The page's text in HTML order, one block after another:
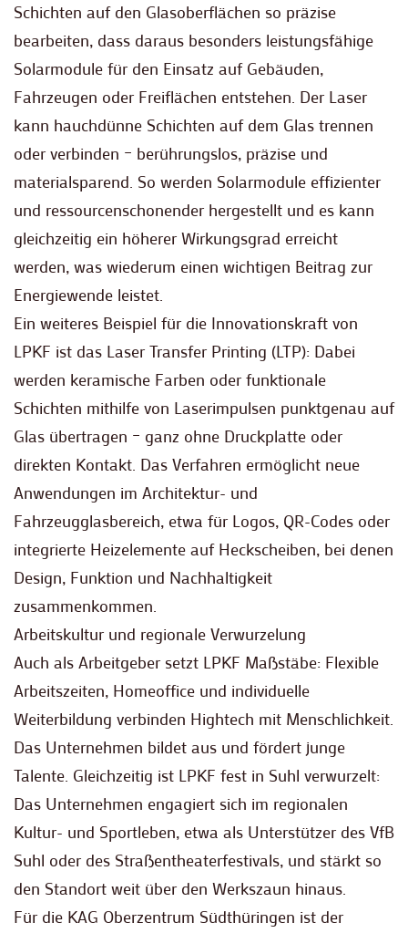
Schichten auf den Glasoberflächen so präzise
bearbeiten, dass daraus besonders leistungsfähige
Solarmodule für den Einsatz auf Gebäuden,
Fahrzeugen oder Freiflächen entstehen. Der Laser
kann hauchdünne Schichten auf dem Glas trennen
oder verbinden – berührungslos, präzise und
materialsparend. So werden Solarmodule effizienter
und ressourcenschonender hergestellt und es kann
gleichzeitig ein höherer Wirkungsgrad erreicht
werden, was wiederum einen wichtigen Beitrag zur
Energiewende leistet.
Ein weiteres Beispiel für die Innovationskraft von
LPKF ist das Laser Transfer Printing (LTP): Dabei
werden keramische Farben oder funktionale
Schichten mithilfe von Laserimpulsen punktgenau auf
Glas übertragen – ganz ohne Druckplatte oder
direkten Kontakt. Das Verfahren ermöglicht neue
Anwendungen im Architektur- und
Fahrzeugglasbereich, etwa für Logos, QR-Codes oder
integrierte Heizelemente auf Heckscheiben, bei denen
Design, Funktion und Nachhaltigkeit
zusammenkommen.
Arbeitskultur und regionale Verwurzelung
Auch als Arbeitgeber setzt LPKF Maßstäbe: Flexible
Arbeitszeiten, Homeoffice und individuelle
Weiterbildung verbinden Hightech mit Menschlichkeit.
Das Unternehmen bildet aus und fördert junge
Talente. Gleichzeitig ist LPKF fest in Suhl verwurzelt:
Das Unternehmen engagiert sich im regionalen
Kultur- und Sportleben, etwa als Unterstützer des VfB
Suhl oder des Straßentheaterfestivals, und stärkt so
den Standort weit über den Werkszaun hinaus.
Für die KAG Oberzentrum Südthüringen ist der